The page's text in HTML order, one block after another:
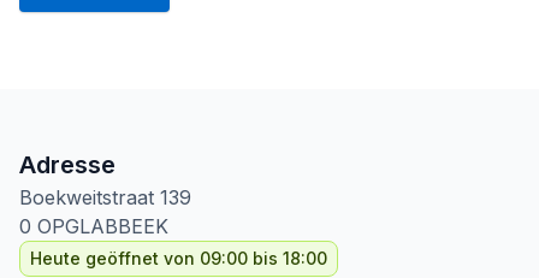
Adresse
Boekweitstraat 139
0 OPGLABBEEK
Heute geöffnet von 09:00 bis 18:00